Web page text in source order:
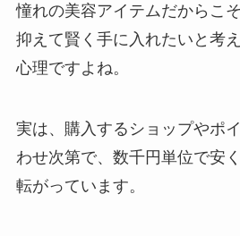
憧れの美容アイテムだからこ
抑えて賢く手に入れたいと考
心理ですよね。
実は、購入するショップやポ
わせ次第で、数千円単位で安
転がっています。